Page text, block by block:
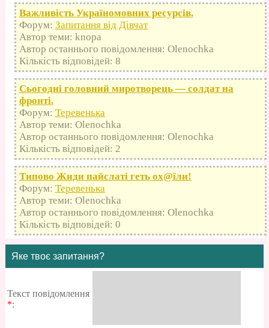
Важливість Україномовних ресурсів.
Форум: Запитання від Дівчат
Автор теми: knopa
Автор останнього повідомлення: Olenochka
Кількість відповідей: 8
Сьогодні головний миротворець — солдат на
фронті.
Форум: Теревенька
Автор теми: Olenochka
Автор останнього повідомлення: Olenochka
Кількість відповідей: 2
Типово Жиди пайслаті геть оx@їли!
Форум: Теревенька
Автор теми: Olenochka
Автор останнього повідомлення: Olenochka
Кількість відповідей: 0
Яке твоє запитання?
Текст повідомлення
*: